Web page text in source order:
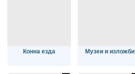
Конна езда Музеи и изложби